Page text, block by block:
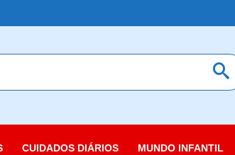
CUIDADOS DIÁRIOS MUNDO INFANTIL